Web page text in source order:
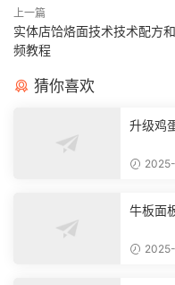
上一篇
实体店饸烙面技术技术配方
频教程
猜你喜欢
升级鸡
牛板面